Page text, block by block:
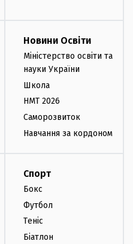
Новини Освіти
Міністерство освіти та
науки України
Школа
НМТ 2026
Саморозвиток
Навчання за кордоном
Спорт
Бокс
Футбол
Теніс
Біатлон